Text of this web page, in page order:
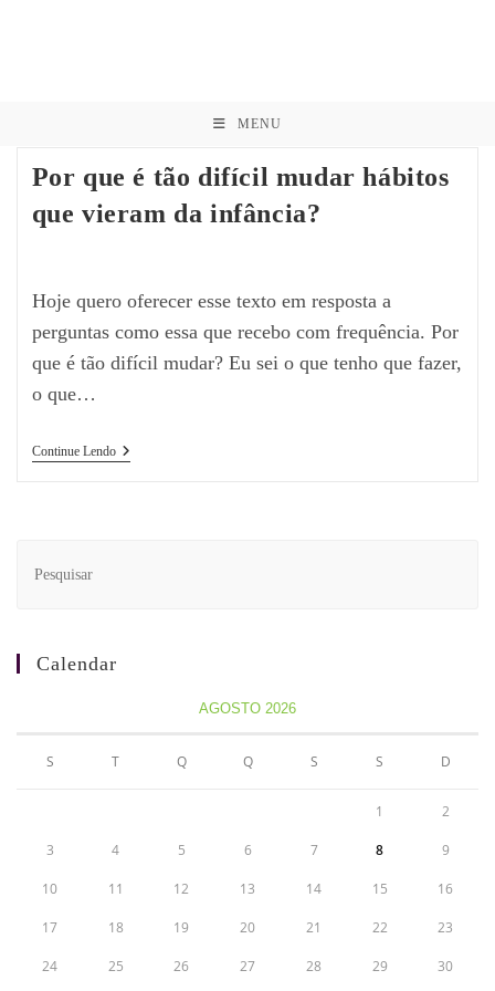
MENU
Por que é tão difícil mudar hábitos
que vieram da infância?
Hoje quero oferecer esse texto em resposta a
perguntas como essa que recebo com frequência. Por
que é tão difícil mudar? Eu sei o que tenho que fazer,
o que…
Continue Lendo
Calendar
AGOSTO 2026
S T Q Q S S D
1 2
3 4 5 6 7 8 9
10 11 12 13 14 15 16
17 18 19 20 21 22 23
24 25 26 27 28 29 30